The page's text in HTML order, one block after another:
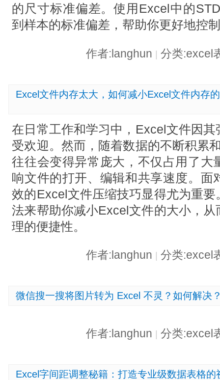
的尺寸标准偏差。使用Excel中的
到样本的标准偏差，帮助你更好地控
作者:langhun 分类:excel
Excel文件内存太大，如何减小Excel文件内存
在日常工作和学习中，Excel文件因
受欢迎。然而，随着数据的不断积累
往往会变得异常庞大，不仅占用了大
响文件的打开、编辑和共享速度。面
效的Excel文件压缩技巧显得尤为重
法来帮助你减小Excel文件的大小，
理的便捷性。
作者:langhun 分类:excel
微信搜一搜将图片转为 Excel 不灵？如何解决
作者:langhun | 分类:excel
Excel字间距调整秘籍：打造专业级数据表格的